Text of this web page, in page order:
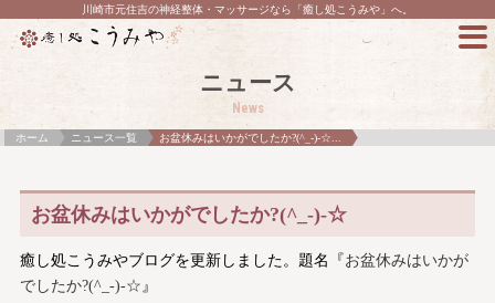
川崎市元住吉の神経整体・マッサージなら「癒し処こうみや」へ。
ニュース
News
ホーム ニュース一覧 お盆休みはいかがでしたか?(^_-)-☆...
お盆休みはいかがでしたか?(^_-)-☆
癒し処こうみやブログを更新しました。題名『 お盆休みはいかが
でしたか?(^_-)-☆』